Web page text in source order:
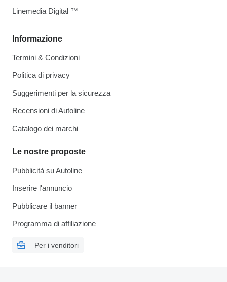
Informazione
Termini & Condizioni
Politica di privacy
Suggerimenti per la sicurezza
Recensioni di Autoline
Catalogo dei marchi
Le nostre proposte
Pubblicità su Autoline
Inserire l'annuncio
Pubblicare il banner
Programma di affiliazione
Per i venditori
Linemedia Digital ™